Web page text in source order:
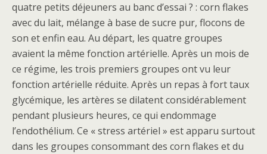
quatre petits déjeuners au banc d’essai ? : corn flakes
avec du lait, mélange à base de sucre pur, flocons de
son et enfin eau. Au départ, les quatre groupes
avaient la même fonction artérielle. Après un mois de
ce régime, les trois premiers groupes ont vu leur
fonction artérielle réduite. Après un repas à fort taux
glycémique, les artères se dilatent considérablement
pendant plusieurs heures, ce qui endommage
l’endothélium. Ce « stress artériel » est apparu surtout
dans les groupes consommant des corn flakes et du